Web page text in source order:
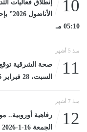
10
إنطلاق فعاليات
05:10 مـ
منذ 5 أشهر
11
السبت، 28 فبراير 2026 09:18 مـ
منذ 7 أشهر
12
رفاهية أوروبية..
الجمعة 16-1-2026